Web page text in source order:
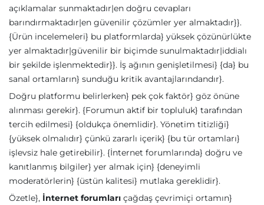
açıklamalar sunmaktadır|en doğru cevapları
barındırmaktadır|en güvenilir çözümler yer almaktadır}}.
{Ürün incelemeleri} bu platformlarda} yüksek çözünürlükte
yer almaktadır|güvenilir bir biçimde sunulmaktadır|iddialı
bir şekilde işlenmektedir}}. İş ağının genişletilmesi} {da} bu
sanal ortamların} sunduğu kritik avantajlarındandır}.
Doğru platformu belirlerken} pek çok faktör} göz önüne
alınması gerekir}. {Forumun aktif bir topluluk} tarafından
tercih edilmesi} {oldukça önemlidir}. Yönetim titizliği}
{yüksek olmalıdır} çünkü zararlı içerik} {bu tür ortamları}
işlevsiz hale getirebilir}. {İnternet forumlarında} doğru ve
kanıtlanmış bilgiler} yer almak için} {deneyimli
moderatörlerin} {üstün kalitesi} mutlaka gereklidir}.
Özetle}, İnternet forumları çağdaş çevrimiçi ortamın}